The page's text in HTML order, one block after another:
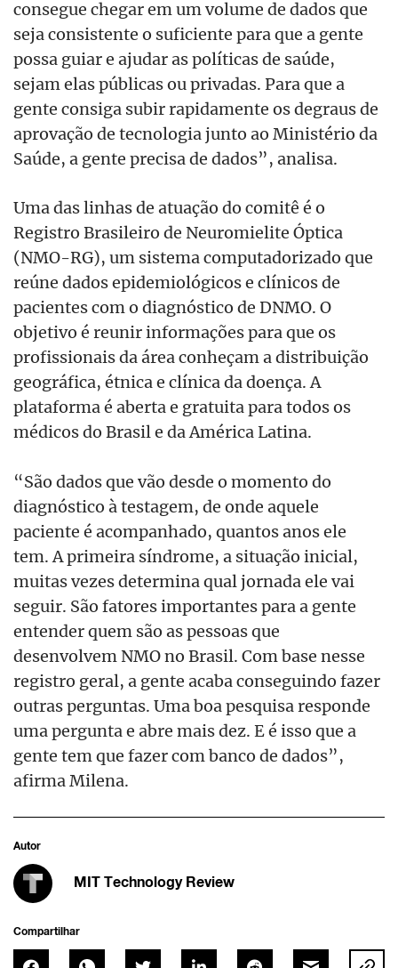
consegue chegar em um volume de dados que
seja consistente o suficiente para que a gente
possa guiar e ajudar as políticas de saúde,
sejam elas públicas ou privadas. Para que a
gente consiga subir rapidamente os degraus de
aprovação de tecnologia junto ao Ministério da
Saúde, a gente precisa de dados”, analisa.
Uma das linhas de atuação do comitê é o
Registro Brasileiro de Neuromielite Óptica
(NMO-RG), um sistema computadorizado que
reúne dados epidemiológicos e clínicos de
pacientes com o diagnóstico de DNMO. O
objetivo é reunir informações para que os
profissionais da área conheçam a distribuição
geográfica, étnica e clínica da doença. A
plataforma é aberta e gratuita para todos os
médicos do Brasil e da América Latina.
“São dados que vão desde o momento do
diagnóstico à testagem, de onde aquele
paciente é acompanhado, quantos anos ele
tem. A primeira síndrome, a situação inicial,
muitas vezes determina qual jornada ele vai
seguir. São fatores importantes para a gente
entender quem são as pessoas que
desenvolvem NMO no Brasil. Com base nesse
registro geral, a gente acaba conseguindo fazer
outras perguntas. Uma boa pesquisa responde
uma pergunta e abre mais dez. E é isso que a
gente tem que fazer com banco de dados”,
afirma Milena.
Autor
MIT Technology Review
Compartilhar